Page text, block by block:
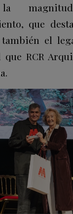
la
que
el
RCR